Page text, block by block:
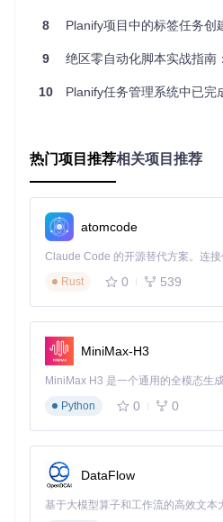
痛点
：会议中需要快速记录多个
分散注意力。
解决方案：启用"保持添加"模式（
选），连续录入多个任务而无需
：会议结束时，所有待办事
即生成行动清单。
按下 Ctrl+Space调出快速添加
输入"与设计团队确认LOGO方
按Shift+Enter换行（而非提
继续输入下一个任务
完成所有录入后按
灵感捕捉：从闪现到落地
痛点：创意工作中灵感转瞬即逝，
解决方案：使用自然语言输入，
和优先级。
效果：想法出现时，3秒内即可完
例如输入"下周三前完成产品原型
多任务并行：从混乱到有序
痛点：处理多项任务时，频繁切换
8 Planify项目中的标签任务创
9 绝区零自动化脚本实战指南：
10 Planify任务管理系统中已完
热门项目推荐相关项目推荐
atomcode
Rust
0 539
MiniMax-H3
Python
0 0
DataFlow
基于大模型算子和工作流的高效文本